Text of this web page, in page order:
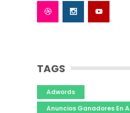
TAGS
Adwords
Anuncios Ganadores En